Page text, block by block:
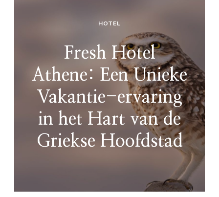
HOTEL
Fresh Hotel
Athene: Een Unieke
Vakantie-ervaring
in het Hart van de
Griekse Hoofdstad